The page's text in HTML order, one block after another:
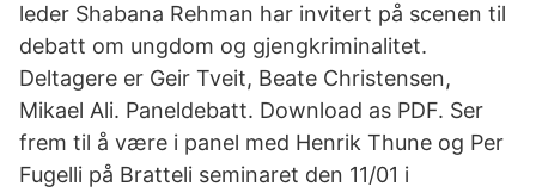
leder Shabana Rehman har invitert på scenen til
debatt om ungdom og gjengkriminalitet.
Deltagere er Geir Tveit, Beate Christensen,
Mikael Ali. Paneldebatt. Download as PDF. Ser
frem til å være i panel med Henrik Thune og Per
Fugelli på Bratteli seminaret den 11/01 i